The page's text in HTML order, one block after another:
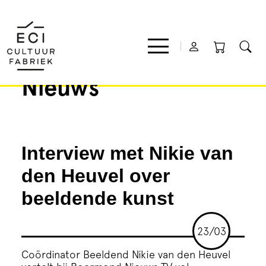
Muziek
Theater
Nieuws
Interview met Nikie van
den Heuvel over
beeldende kunst
23/03
Coördinator Beeldend Nikie van den Heuvel